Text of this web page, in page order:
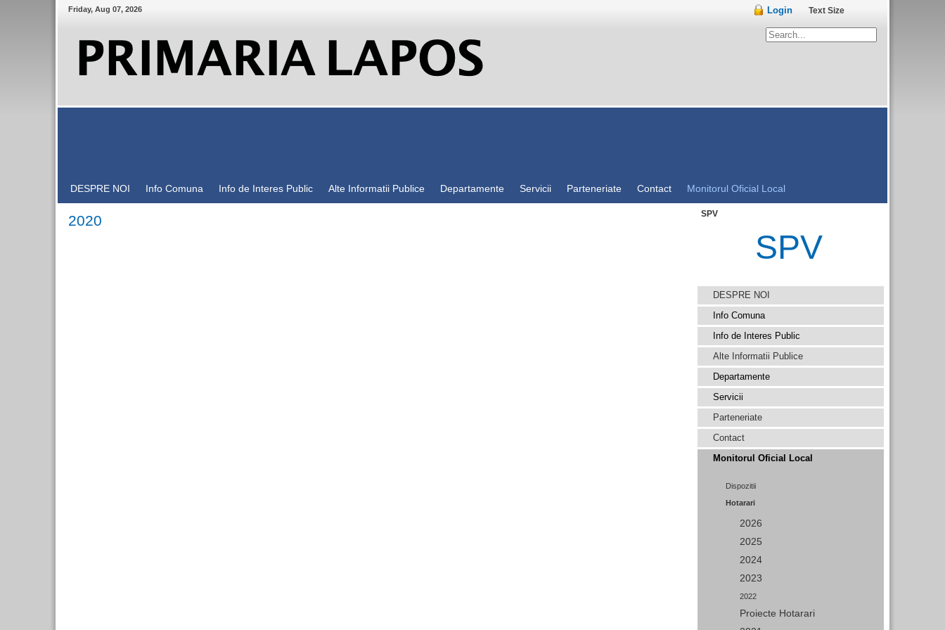
Friday, Aug 07, 2026 Text Size
Login
DESPRE NOI Info Comuna Info de Interes Public Alte Informatii Publice Departamente Servicii Parteneriate Contact Monitorul Oficial Local
2020 SPV
SPV
DESPRE NOI
Info Comuna
Info de Interes Public
Alte Informatii Publice
Departamente
Servicii
Parteneriate
Contact
Monitorul Oficial Local
Dispozitii
Hotarari
2026
2025
2024
2023
2022
Proiecte Hotarari